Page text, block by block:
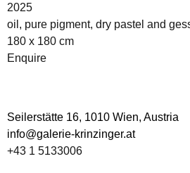
2025
oil, pure pigment, dry pastel and
180 x 180 cm
Enquire
Seilerstätte 16, 1010 Wien, Austria
info@galerie-krinzinger.at
+43 1 5133006